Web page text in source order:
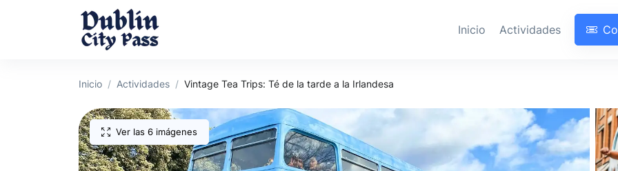
Inicio Actividades
Inicio Actividades Vintage Tea Trips: Té de la tarde a la Irlandesa
Ver las 6 imágenes